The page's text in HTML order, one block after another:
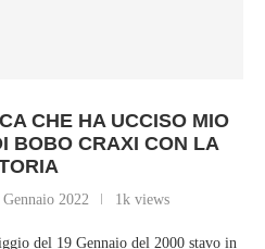
CHE HA UCCISO MIO
BOBO CRAXI CON LA
Gennaio 2022 1k views
del 19 Gennaio del 2000 stavo in